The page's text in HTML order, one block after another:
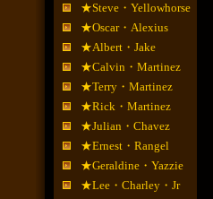
★Steve・Yellowhorse
★Oscar・Alexius
★Albert・Jake
★Calvin・Martinez
★Terry・Martinez
★Rick・Martinez
★Julian・Chavez
★Ernest・Rangel
★Geraldine・Yazzie
★Lee・Charley・Jr